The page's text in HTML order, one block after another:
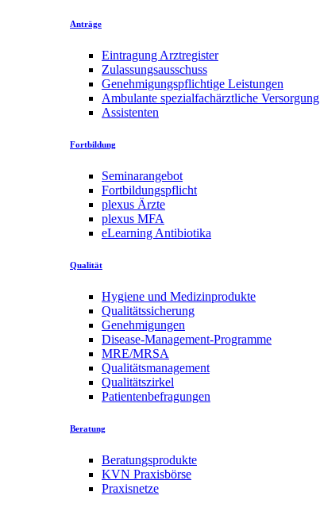
Anträge
Eintragung Arztregister
Zulassungsausschuss
Genehmigungspflichtige Leistungen
Ambulante spezialfachärztliche Versorgung
Assistenten
Fortbildung
Seminarangebot
Fortbildungspflicht
plexus Ärzte
plexus MFA
eLearning Antibiotika
Qualität
Hygiene und Medizinprodukte
Qualitätssicherung
Genehmigungen
Disease-Management-Programme
MRE/MRSA
Qualitätsmanagement
Qualitätszirkel
Patientenbefragungen
Beratung
Beratungsprodukte
KVN Praxisbörse
Praxisnetze